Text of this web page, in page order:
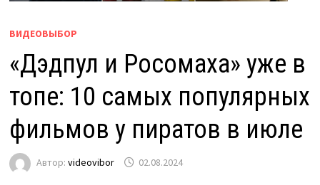
ВИДЕОВЫБОР
«Дэдпул и Росомаха» уже в
топе: 10 самых популярных
фильмов у пиратов в июле
Автор: videovibor 02.08.2024